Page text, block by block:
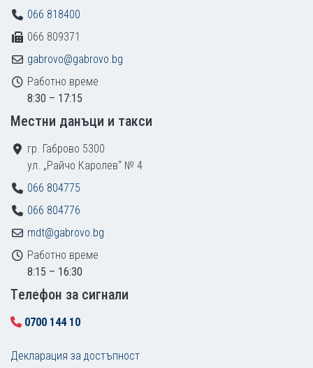
066 818400
066 809371
gabrovo@gabrovo.bg
Работно време
8:30 – 17:15
Местни данъци и такси
гр. Габрово 5300
ул. „Райчо Каролев“ № 4
066 804775
066 804776
mdt@gabrovo.bg
Работно време
8:15 – 16:30
Tелефон за сигнали
0700 144 10
Декларация за достъпност